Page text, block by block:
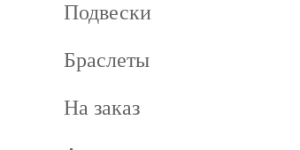
Подвески
Браслеты
На заказ